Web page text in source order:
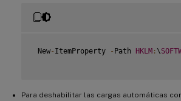
New- ItemProperty - Path HKLM : \
Para deshabilitar las cargas automáticas